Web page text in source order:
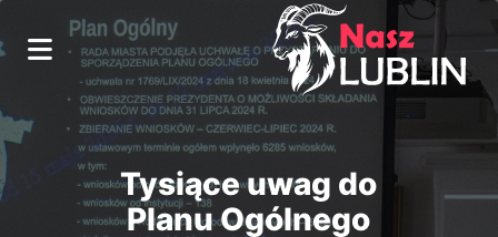
Tysiące uwag do
Planu Ogólnego